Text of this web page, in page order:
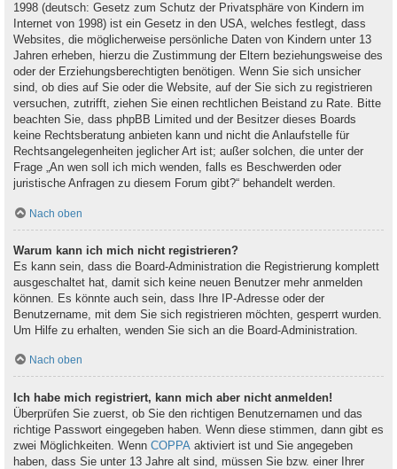
1998 (deutsch: Gesetz zum Schutz der Privatsphäre von Kindern im
Internet von 1998) ist ein Gesetz in den USA, welches festlegt, dass
Websites, die möglicherweise persönliche Daten von Kindern unter 13
Jahren erheben, hierzu die Zustimmung der Eltern beziehungsweise des
oder der Erziehungsberechtigten benötigen. Wenn Sie sich unsicher
sind, ob dies auf Sie oder die Website, auf der Sie sich zu registrieren
versuchen, zutrifft, ziehen Sie einen rechtlichen Beistand zu Rate. Bitte
beachten Sie, dass phpBB Limited und der Besitzer dieses Boards
keine Rechtsberatung anbieten kann und nicht die Anlaufstelle für
Rechtsangelegenheiten jeglicher Art ist; außer solchen, die unter der
Frage „An wen soll ich mich wenden, falls es Beschwerden oder
juristische Anfragen zu diesem Forum gibt?“ behandelt werden.
Nach oben
Warum kann ich mich nicht registrieren?
Es kann sein, dass die Board-Administration die Registrierung komplett
ausgeschaltet hat, damit sich keine neuen Benutzer mehr anmelden
können. Es könnte auch sein, dass Ihre IP-Adresse oder der
Benutzername, mit dem Sie sich registrieren möchten, gesperrt wurden.
Um Hilfe zu erhalten, wenden Sie sich an die Board-Administration.
Nach oben
Ich habe mich registriert, kann mich aber nicht anmelden!
Überprüfen Sie zuerst, ob Sie den richtigen Benutzernamen und das
richtige Passwort eingegeben haben. Wenn diese stimmen, dann gibt es
zwei Möglichkeiten. Wenn COPPA aktiviert ist und Sie angegeben
haben, dass Sie unter 13 Jahre alt sind, müssen Sie bzw. einer Ihrer